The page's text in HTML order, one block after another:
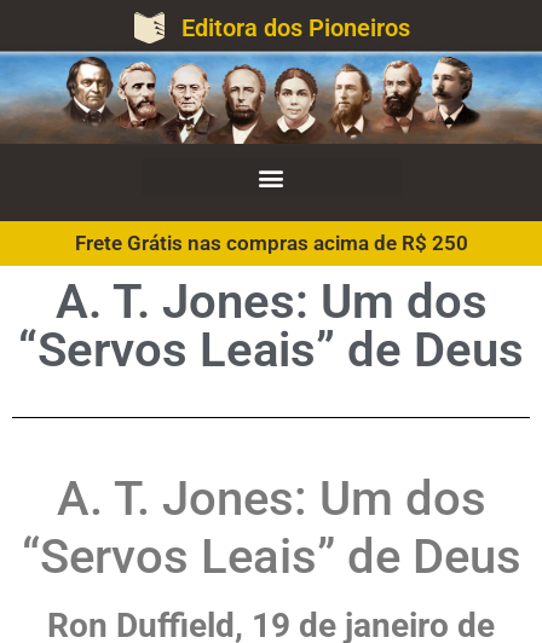
Editora dos Pioneiros
Frete Grátis nas compras acima de R$ 250
A. T. Jones: Um dos
“Servos Leais” de Deus
A. T. Jones: Um dos
“Servos Leais” de Deus
Ron Duffield, 19 de janeiro de